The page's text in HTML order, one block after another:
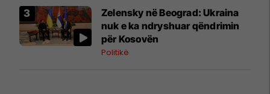
Zelensky në Beograd: Ukraina
nuk e ka ndryshuar qëndrimin
për Kosovën
Politikë